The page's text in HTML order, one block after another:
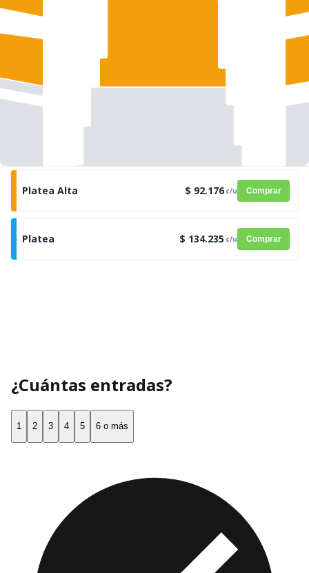
Platea Alta $ 92.176 c/u Comprar
Platea $ 134.235 c/u Comprar
¿Cuántas entradas?
1 2 3 4 5 6 o más